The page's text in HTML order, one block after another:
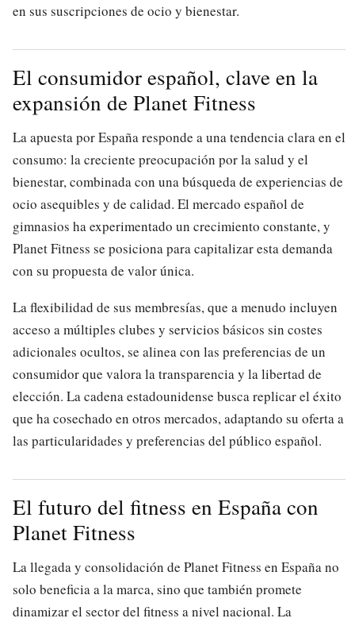
en sus suscripciones de ocio y bienestar.
El consumidor español, clave en la
expansión de Planet Fitness
La apuesta por España responde a una tendencia clara en el
consumo: la creciente preocupación por la salud y el
bienestar, combinada con una búsqueda de experiencias de
ocio asequibles y de calidad. El mercado español de
gimnasios ha experimentado un crecimiento constante, y
Planet Fitness se posiciona para capitalizar esta demanda
con su propuesta de valor única.
La flexibilidad de sus membresías, que a menudo incluyen
acceso a múltiples clubes y servicios básicos sin costes
adicionales ocultos, se alinea con las preferencias de un
consumidor que valora la transparencia y la libertad de
elección. La cadena estadounidense busca replicar el éxito
que ha cosechado en otros mercados, adaptando su oferta a
las particularidades y preferencias del público español.
El futuro del fitness en España con
Planet Fitness
La llegada y consolidación de Planet Fitness en España no
solo beneficia a la marca, sino que también promete
dinamizar el sector del fitness a nivel nacional. La